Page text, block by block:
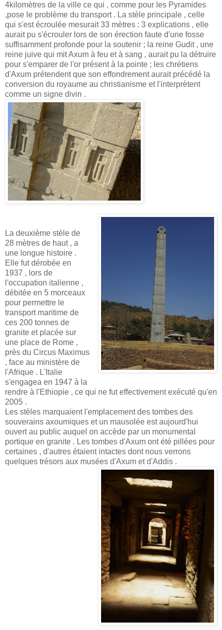
4kilomètres de la ville ce qui , comme pour les Pyramides
,pose le problème du transport . La stèle principale , celle
qui s'est écroulée mesurait 33 mètres : 3 explications , elle
aurait pu s'écrouler lors de son érection faute d'une fosse
suffisamment profonde pour la soutenir ; la reine Gudit , une
reine juive qui mit Axum à feu et à sang , aurait pu la détruire
pour s'emparer de l'or présent à la pointe ; les chrétiens
d'Axum prétendent que son effondrement aurait précédé la
conversion du royaume au christianisme et l'interprètent
comme un signe divin .
La deuxième stèle de
28 mètres de haut , a
une longue histoire .
Elle fut dérobée en
1937 , lors de
l'occupation italienne ,
débitée en 5 morceaux
pour permettre le
transport maritime de
ces 200 tonnes de
granite et placée sur
une place de Rome ,
près du Circus Maximus
, face au ministère de
l'Afrique . L'Italie
s'engagea en 1947 à la
rendre à l'Ethiopie , ce qui ne fut effectivement exécuté qu'en
2005 .
Les stèles marquaient l'emplacement des tombes des
souverains axoumiques et un mausolée est aujourd'hui
ouvert au public auquel on accède par un monumental
portique en granite . Les tombes d'Axum ont été pillées pour
certaines , d'autres étaient intactes dont nous verrons
quelques trésors aux musées d'Axum et d'Addis .